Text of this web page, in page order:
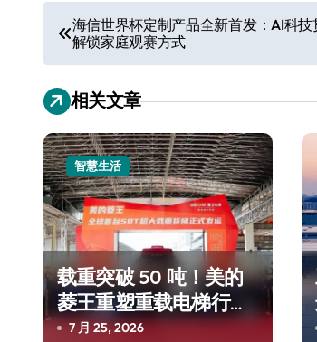
文
章
导
航
海信世界杯定制产品全新首发：AI科技
解锁家庭观赛方式
相关文章
智慧生活
载重突破 50 吨！美的
菱王重塑重载电梯行业
格局
7 月 25, 2026